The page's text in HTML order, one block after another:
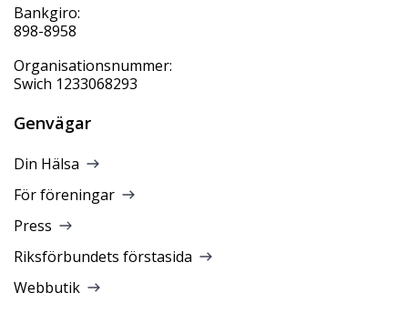
Bankgiro:
898-8958
Organisationsnummer:
Swich 1233068293
Genvägar
Din Hälsa
För föreningar
Press
Riksförbundets förstasida
Webbutik